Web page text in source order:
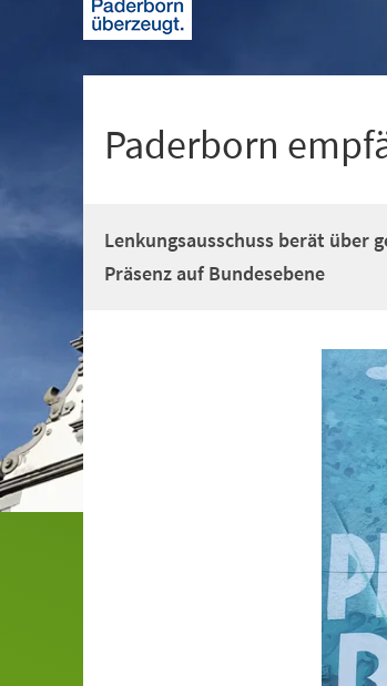
Paderborn
Lenkungsausschuss berät über
Präsenz auf Bundesebene